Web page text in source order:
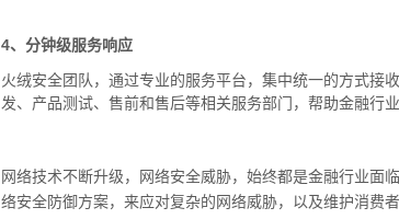
4、分钟级服务响应
火绒安全团队，通过专业的服务平台，集中统一的方式接
发、产品测试、售前和售后等相关服务部门，帮助金融行
网络技术不断升级，网络安全威胁，始终都是金融行业面
络安全防御方案，来应对复杂的网络威胁，以及维护消费